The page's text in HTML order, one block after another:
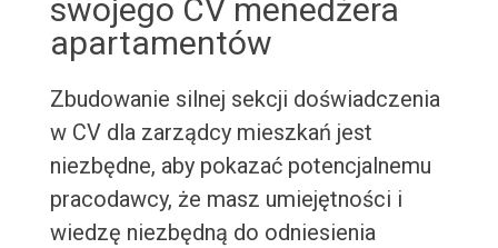
swojego CV menedżera
apartamentów
Zbudowanie silnej sekcji doświadczenia
w CV dla zarządcy mieszkań jest
niezbędne, aby pokazać potencjalnemu
pracodawcy, że masz umiejętności i
wiedzę niezbędną do odniesienia